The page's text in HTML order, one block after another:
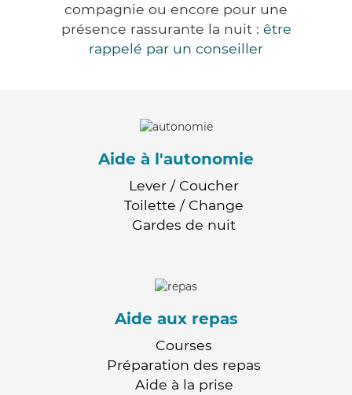
compagnie ou encore pour une
présence rassurante la nuit : être
rappelé par un conseiller
Aide à l'autonomie
Lever / Coucher
Toilette / Change
Gardes de nuit
Aide aux repas
Courses
Préparation des repas
Aide à la prise